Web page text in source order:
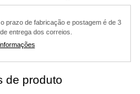
prazo de fabricação e postagem é de 3
entrega dos correios.
de produto